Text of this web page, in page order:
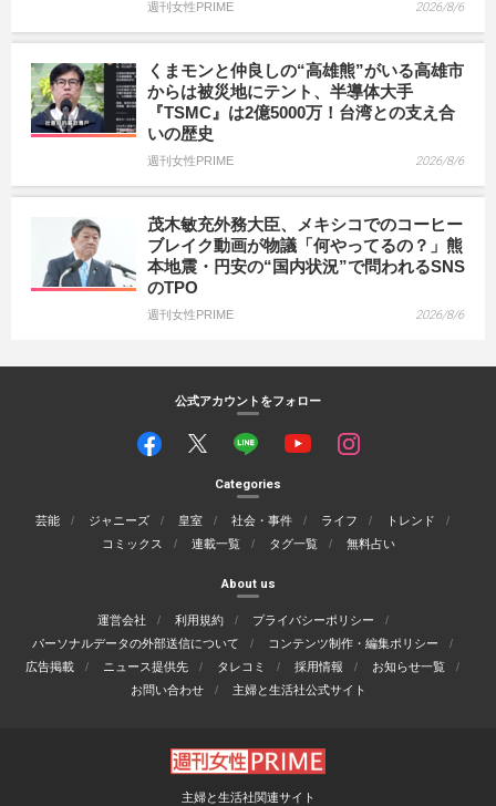
週刊女性PRIME 2026/8/6
くまモンと仲良しの“高雄熊”がいる高雄市
からは被災地にテント、半導体大手
『TSMC』は2億5000万！台湾との支え合
いの歴史
週刊女性PRIME 2026/8/6
茂木敏充外務大臣、メキシコでのコーヒー
ブレイク動画が物議「何やってるの？」熊
本地震・円安の“国内状況”で問われるSNS
のTPO
週刊女性PRIME 2026/8/6
公式アカウントをフォロー
Categories
芸能 ジャニーズ 皇室 社会・事件 ライフ
トレンド
コミックス
連載一覧 タグ一覧 無料占い
About us
運営会社 利用規約
プライバシーポリシー
パーソナルデータの外部送信について
コンテンツ制作・編集ポリシー
広告掲載
ニュース提供先 タレコミ 採用情報
お知らせ一覧
お問い合わせ
主婦と生活社公式サイト
主婦と生活社関連サイト